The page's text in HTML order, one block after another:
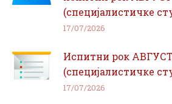
(специјалистичке
17/07/2026
Испитни рок АВГУСТ
(специјалистичке
17/07/2026